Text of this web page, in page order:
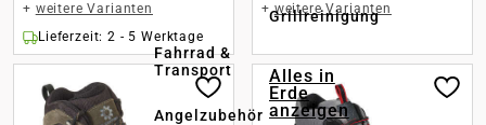
Fahrrad &
Transport
Angelzubehör
Grillreinigung
Alles in
Erde
anzeigen
+ weitere Varianten
Lieferzeit: 2 - 5 Werktage
+weitere Varianten